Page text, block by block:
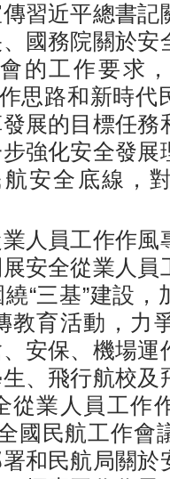
習近平總書記
國務院關於安
的工作要求
思路和新時代
展的目標任務
強化安全發展
安全底線，
員工作作風
安全從業人員
“三基”建設，
教育活動，力
安保、機場運
、飛行航校及
從業人員工作
國民航工作會
和民航局關於